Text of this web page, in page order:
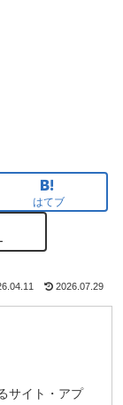
はてブ
2026.07.29
サイト・アプ